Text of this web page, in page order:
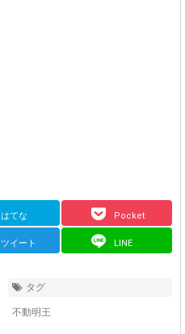
はてな Pocket
ツイート LINE
タグ
不動明王